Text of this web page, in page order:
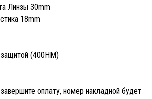
Линзы 30mm
18mm
(400HM)
оплату, номер накладной будет